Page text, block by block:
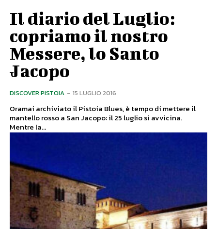
Il diario del Luglio:
copriamo il nostro
Messere, lo Santo
Jacopo
DISCOVER PISTOIA - 15 LUGLIO 2016
Oramai archiviato il Pistoia Blues, è tempo di mettere il
mantello rosso a San Jacopo: il 25 luglio si avvicina.
Mentre la...